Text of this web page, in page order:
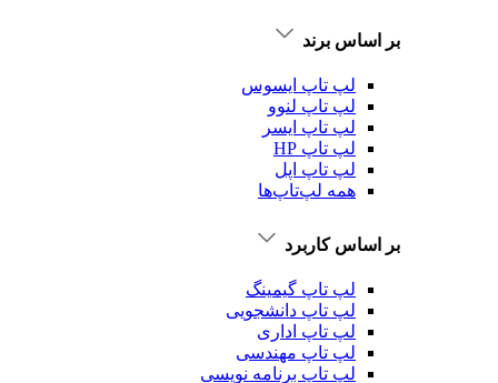
بر اساس برند
لپ تاپ ایسوس
لپ تاپ لنوو
لپ تاپ ایسر
لپ تاپ HP
لپ تاپ اپل
همه لپ‌تاپ‌ها
بر اساس کاربرد
لپ تاپ گیمینگ
لپ تاپ دانشجویی
لپ تاپ اداری
لپ تاپ مهندسی
لپ تاپ برنامه نویسی